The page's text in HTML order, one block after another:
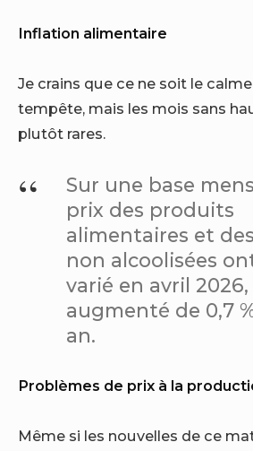
Inflation alimentaire
Je crains que ce ne soit le
tempête, mais les mois sans
plutôt rares.
Sur une base
prix des produits
alimentaires et
non alcoolisées
varié en avril
augmenté de 0,7
an.
Problèmes de prix à la
Même si les nouvelles de ce